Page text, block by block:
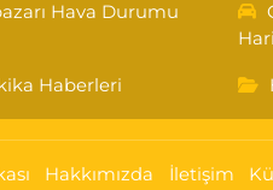
Hava Durumu
Haberleri
Hakkımızda İletişim